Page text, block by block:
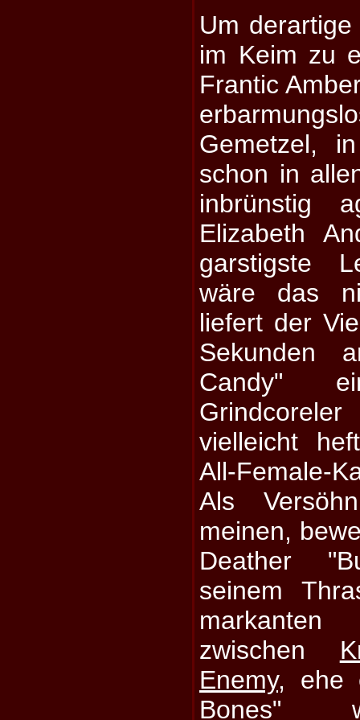
Um derartige
im Keim zu
Frantic
Gemetzel,
schon in
inbrünstig
Elizabeth
garstigste
wäre das
liefert der
Sekunden
Candy"
vielleicht
All-Female-
Als
meinen,
Deather
seinem
zwischen
Enemy, ehe
Bones"